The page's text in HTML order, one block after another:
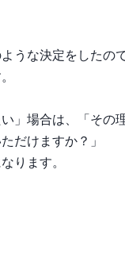
うな決定をしたの
い」場合は、「その
だけますか？」
ります。